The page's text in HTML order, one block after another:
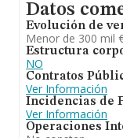
Datos
Evolución de
Menor de 300 mil
Estructura
NO
Contratos
Ver Información
Incidencias de
Ver Información
Operaciones